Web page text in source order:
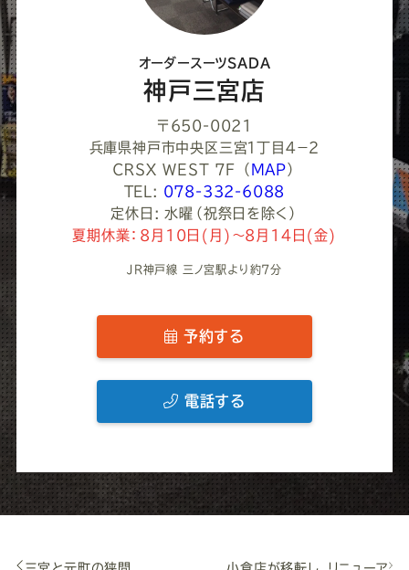
だ
い
オーダースーツSADA
神戸三宮店
〒650-0021
兵庫県神戸市中央区三宮１丁目４−２
ＣＲＳＸ ＷＥＳＴ 7F
（ MAP ）
TEL: 078-332-6088
定休日: 水曜（祝祭日を除く）
夏期休業：8月10日(月)～8月14日(金)
JR神戸線 三ノ宮駅より約7分
予約する
電話する